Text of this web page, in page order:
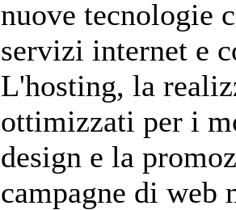
nuove tecnologie
servizi internet e
L'hosting, la
ottimizzati per i
design e la
campagne di web